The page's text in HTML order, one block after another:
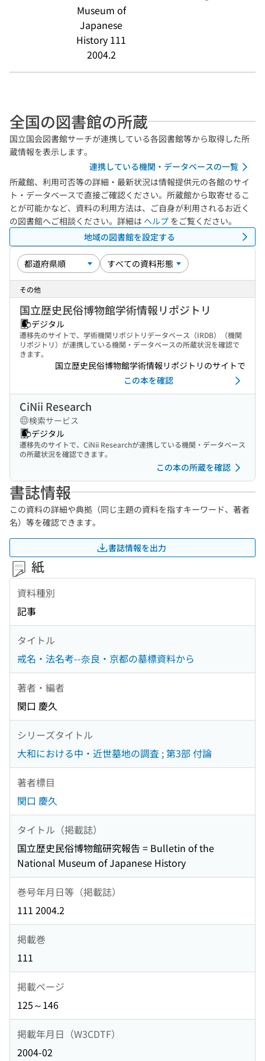
Museum of
Japanese
History 111
2004.2
全国の図書館の所蔵
国立国会図書館サーチが連携している各図書館等から取得した所
蔵情報を表示します。
連携している機関・データベースの一覧
所蔵館、利用可否等の詳細・最新状況は情報提供元の各館のサイ
ト・データベースで直接ご確認ください。所蔵館から取寄せるこ
とが可能かなど、資料の利用方法は、ご自身が利用されるお近く
の図書館へご相談ください。詳細は ヘルプ をご覧ください。
地域の図書館を設定する
その他
国立歴史民俗博物館学術情報リポジトリ
デジタル
遷移先のサイトで、学術機関リポジトリデータベース（IRDB）（機関
リポジトリ）が連携している機関・データベースの所蔵状況を確認で
きます。
国立歴史民俗博物館学術情報リポジトリのサイトで
この本を確認
CiNii Research
検索サービス
デジタル
遷移先のサイトで、CiNii Researchが連携している機関・データベース
の所蔵状況を確認できます。
この本の所蔵を確認
書誌情報
この資料の詳細や典拠（同じ主題の資料を指すキーワード、著者
名）等を確認できます。
書誌情報を出力
紙
資料種別
記事
タイトル
戒名・法名考--奈良・京都の墓標資料から
著者・編者
関口 慶久
シリーズタイトル
大和における中・近世墓地の調査 ; 第3部 付論
著者標目
関口 慶久
タイトル（掲載誌）
国立歴史民俗博物館研究報告 = Bulletin of the
National Museum of Japanese History
巻号年月日等（掲載誌）
111 2004.2
掲載巻
111
掲載ページ
125～146
掲載年月日（W3CDTF）
2004-02